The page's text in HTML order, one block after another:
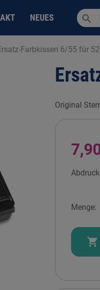
NEUES search
Farbkissen 6/55 für
Original
Menge:
